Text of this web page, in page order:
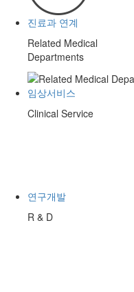
진료과 연계
Related Medical
Departments
임상서비스
Clinical Service
연구개발
R & D